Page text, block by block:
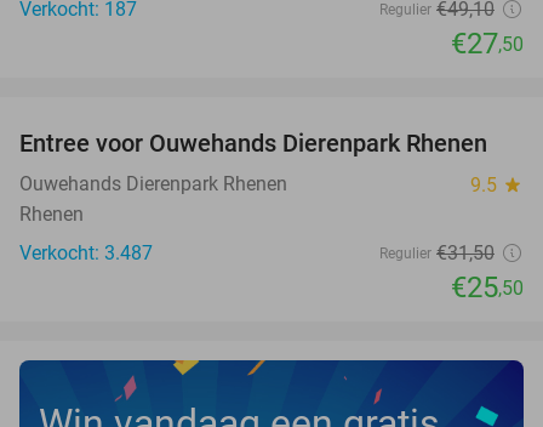
Verkocht: 187
Regulier €49,10
€27,50
19%
Entree voor Ouwehands Dierenpark Rhenen
Ouwehands Dierenpark Rhenen 9.5 star
Rhenen
Verkocht: 3.487
Regulier €31,50
€25,50